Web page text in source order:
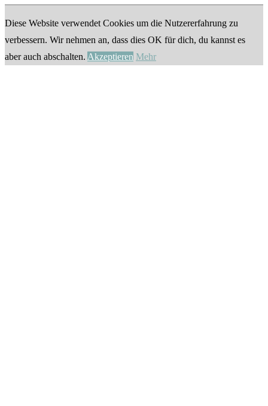
Diese Website verwendet Cookies um die Nutzererfahrung zu
verbessern. Wir nehmen an, dass dies OK für dich, du kannst es
aber auch abschalten. Akzeptieren Mehr